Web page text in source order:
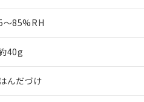
～85%RH
40g
はんだづけ